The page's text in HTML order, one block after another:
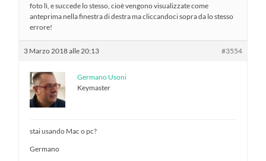
foto lì, e succede lo stesso, cioè vengono visualizzate come
anteprima nella finestra di destra ma cliccandoci sopra da lo stesso
errore!
3 Marzo 2018 alle 20:13 #3554
Germano Usoni
Keymaster
stai usando Mac o pc?
Germano